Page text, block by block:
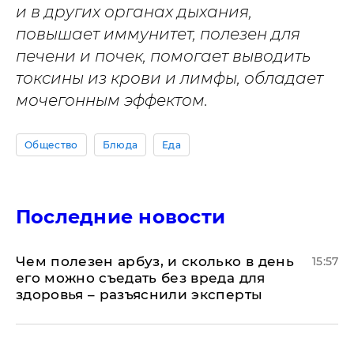
и в других органах дыхания,
повышает иммунитет, полезен для
печени и почек, помогает выводить
токсины из крови и лимфы, обладает
мочегонным эффектом.
Общество Блюда Еда
Последние новости
Чем полезен арбуз, и сколько в день
его можно съедать без вреда для
здоровья – разъяснили эксперты
15:57